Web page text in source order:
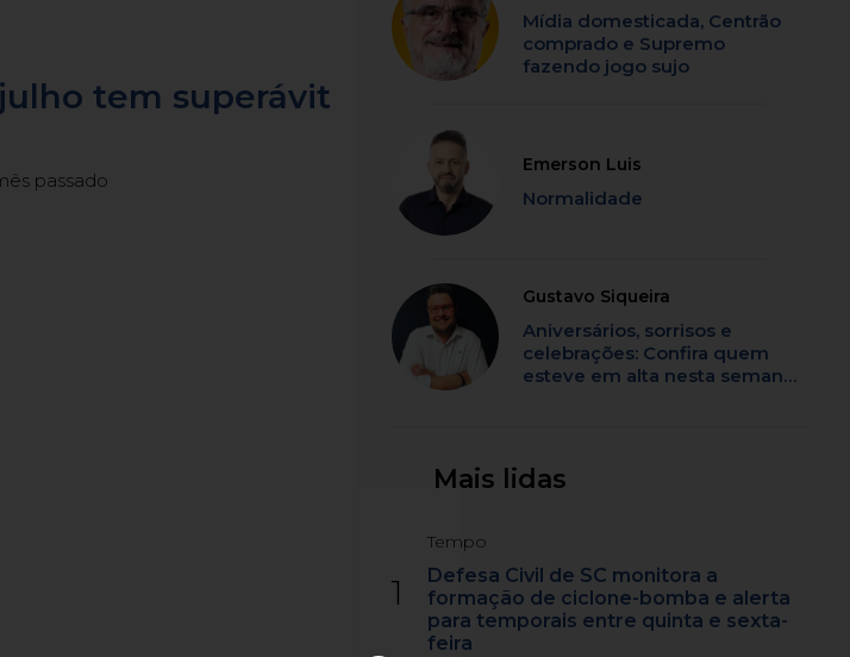
tem superávit
passado
Mídia domesticada, Centrão
comprado e Supremo
fazendo jogo sujo
Emerson Luis
Normalidade
Gustavo Siqueira
Aniversários, sorrisos e
celebrações: Confira quem
esteve em alta nesta semana
Mais lidas
1
Tempo
Defesa Civil de SC monitora a
formação de ciclone-bomba e alerta
para temporais entre quinta e sexta-
feira